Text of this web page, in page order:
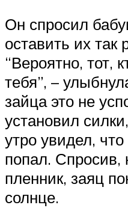
Он спросил
оставить их так
“Вероятно, тот,
тебя”, –
зайца это не
установил
утро увидел,
попал. Спросив,
пленник, заяц
солнце.